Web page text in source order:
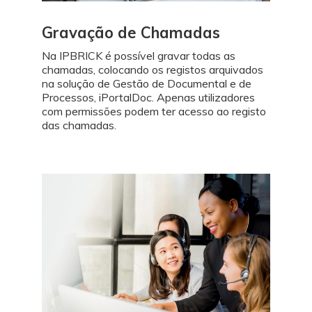
Gravação de Chamadas
Na IPBRICK é possível gravar todas as
chamadas, colocando os registos arquivados
na solução de Gestão de Documental e de
Processos, iPortalDoc. Apenas utilizadores
com permissões podem ter acesso ao registo
das chamadas.